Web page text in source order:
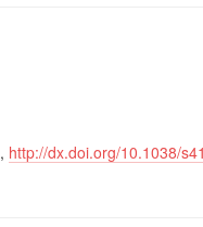
, http://dx.doi.org/10.1038/